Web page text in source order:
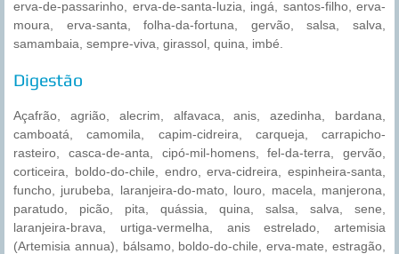
erva-de-passarinho, erva-de-santa-luzia, ingá, santos-filho, erva-
moura, erva-santa, folha-da-fortuna, gervão, salsa, salva,
samambaia, sempre-viva, girassol, quina, imbé.
Digestão
Açafrão, agrião, alecrim, alfavaca, anis, azedinha, bardana,
camboatá, camomila, capim-cidreira, carqueja, carrapicho-
rasteiro, casca-de-anta, cipó-mil-homens, fel-da-terra, gervão,
corticeira, boldo-do-chile, endro, erva-cidreira, espinheira-santa,
funcho, jurubeba, laranjeira-do-mato, louro, macela, manjerona,
paratudo, picão, pita, quássia, quina, salsa, salva, sene,
laranjeira-brava, urtiga-vermelha, anis estrelado, artemisia
(Artemisia annua), bálsamo, boldo-do-chile, erva-mate, estragão,